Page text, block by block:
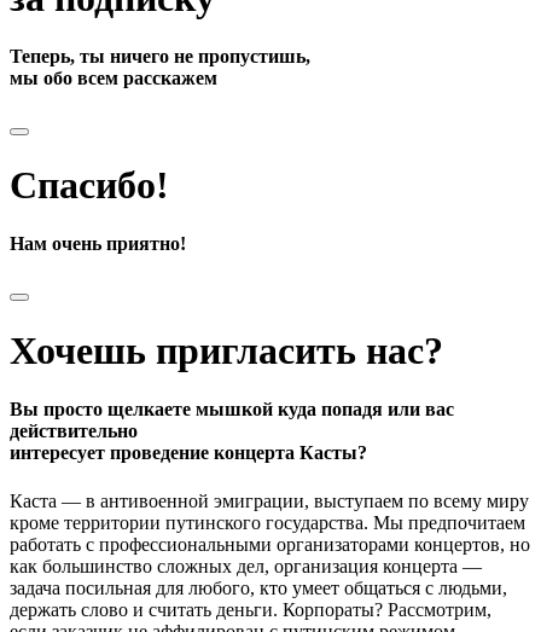
Теперь, ты ничего не пропустишь,
мы обо всем расскажем
Спасибо!
Нам очень приятно!
Хочешь пригласить нас?
Вы просто щелкаете мышкой куда попадя или вас
действительно
интересует проведение концерта Касты?
Каста — в антивоенной эмиграции, выступаем по всему миру
кроме территории путинского государства. Мы предпочитаем
работать с профессиональными организаторами концертов, но
как большинство сложных дел, организация концерта —
задача посильная для любого, кто умеет общаться с людьми,
держать слово и считать деньги. Корпораты? Рассмотрим,